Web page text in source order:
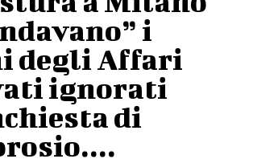
i
degli Affari
ignorati
di